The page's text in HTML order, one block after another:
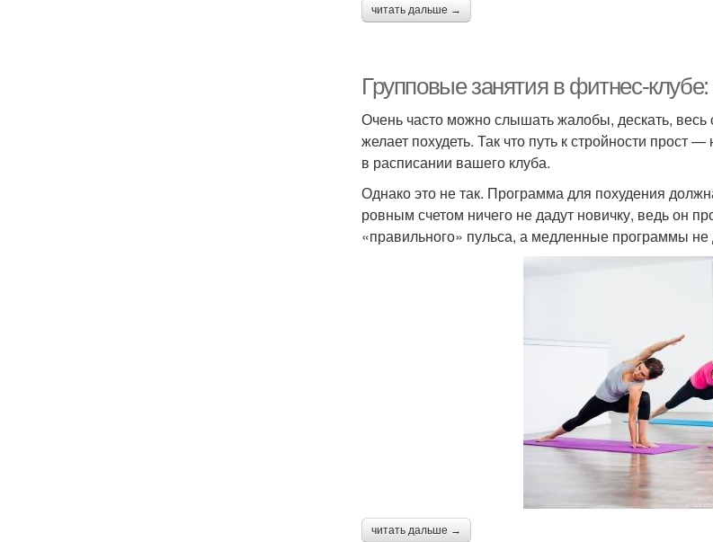
читать дальше →
Групповые занятия в фитнес-
Очень часто можно слышать жалобы, дескать,
желает похудеть. Так что путь к стройности прост
в расписании вашего клуба.
Однако это не так. Программа для похудения
ровным счетом ничего не дадут новичку, ведь он
«правильного» пульса, а медленные программы не
читать дальше →